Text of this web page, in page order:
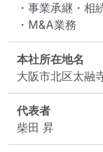
・事業承継・相
・M&A業務
本社所在地名
大阪市北区太融
代表者
柴田 昇